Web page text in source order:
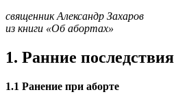
священник Александр Захаров
из книги «Об aбopтах»
1. Ранние
1.1 Ранение при aбopте